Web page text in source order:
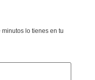
lo tienes en tu